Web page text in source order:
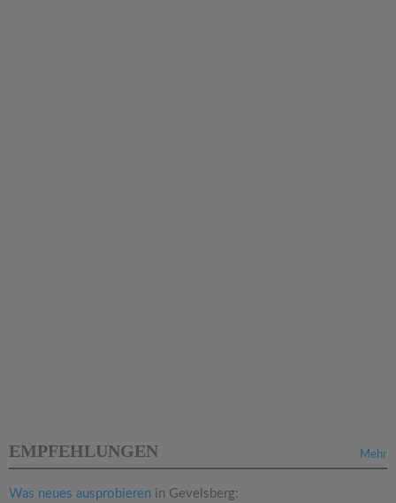
Mehr
EMPFEHLUNGEN
Was neues ausprobieren in Gevelsberg: